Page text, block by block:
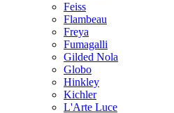
Feiss
Flambeau
Freya
Fumagalli
Gilded Nola
Globo
Hinkley
Kichler
L'Arte Luce